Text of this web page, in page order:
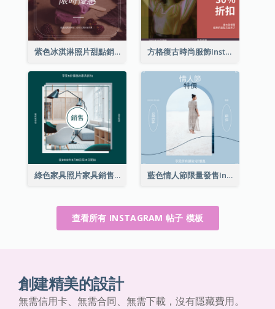
紫色冰淇淋照片甜點銷售Instagram帖子 方格復古時尚服飾Instagram帖子
綠色家具照片家具銷售Instagram帖子 藍色情人節限量發售Instagram帖子
查看所有 INSTAGRAM 帖子 模板
創建精美的設計
無需信用卡、無需合同、無需下載，沒有隱藏費用。